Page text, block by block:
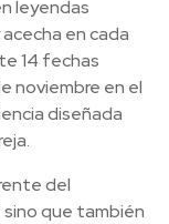
leyendas
en cada
14 fechas
noviembre en el
diseñada
del
que también